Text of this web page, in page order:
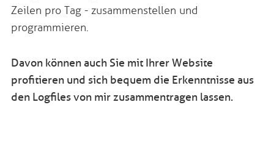
Zeilen pro Tag - zusammenstellen und
programmieren.
Davon können auch Sie mit Ihrer Website
profitieren und sich bequem die Erkenntnisse aus
den Logfiles von mir zusammentragen lassen.